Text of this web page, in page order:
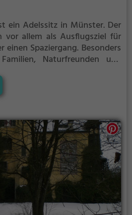
ein Adelssitz in Münster. Der
vor allem als Ausflugsziel für
einen Spaziergang. Besonders
Naturfreunden und
Zeiten und bietet
die Geschichte.